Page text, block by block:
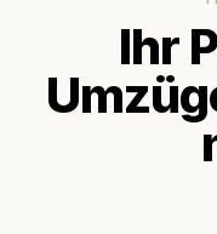
Ihr